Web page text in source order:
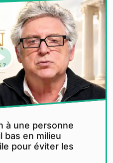
à une personne
bas en milieu
pour éviter les